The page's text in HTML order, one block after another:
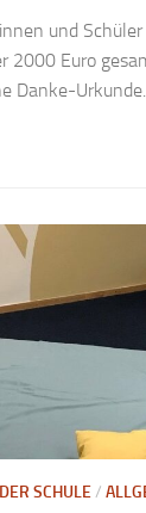
und
2000 Euro
Danke-Urkunde.
SCHULE/